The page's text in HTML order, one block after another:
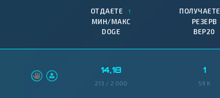
ОТДАЕТЕ ↑
МИН/МАКС
DOGE
ПОЛУЧАЕТЕ
РЕЗЕРВ
BEP20
14,18
213 / 2 000
1
59 K